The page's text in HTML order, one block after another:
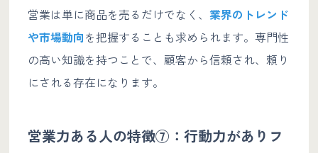
営業は単に商品を売るだけでなく、 業界のトレンド
や市場動向を把握することも求められます。専門性
の高い知識を持つことで、顧客から信頼され、頼り
にされる存在になります。
営業力ある人の特徴⑦：行動力がありフ